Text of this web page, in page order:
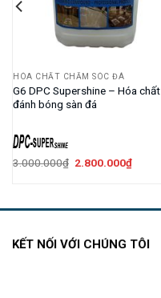
HÓA CHẤT CHĂM SÓC ĐÁ
G6 DPC Supershine – Hóa chất
đánh bóng sàn đá
3.000.000₫ Giá
2.800.000₫Giá
KẾT NỐI VỚI CHÚNG TÔI